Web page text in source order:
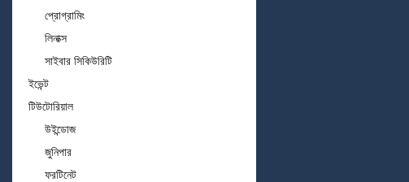
প্রোগ্রামিং
লিনাক্স
সাইবার সিকিউরিটি
ইভেন্ট
টিউটোরিয়াল
উইন্ডোজ
জুনিপার
ফরটিনেট